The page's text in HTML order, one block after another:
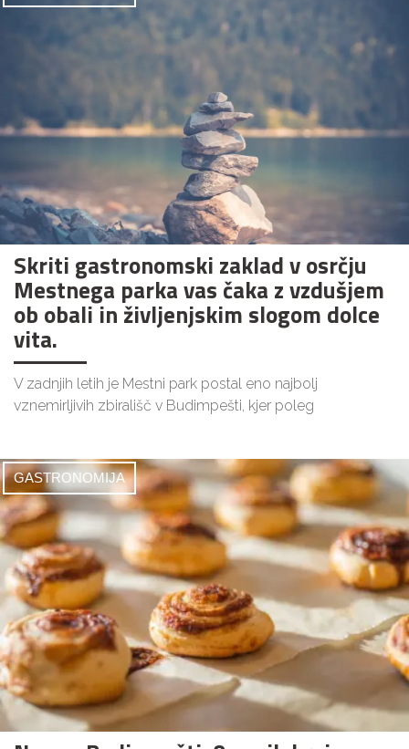
Skriti gastronomski zaklad v osrčju
Mestnega parka vas čaka z vzdušjem
ob obali in življenjskim slogom dolce
vita.
V zadnjih letih je Mestni park postal eno najbolj
vznemirljivih zbirališč v Budimpešti, kjer poleg
GASTRONOMIJA